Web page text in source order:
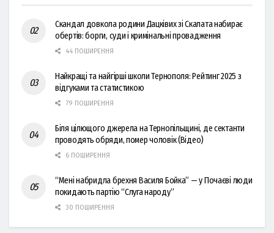
Скандал довкола родини Дацківих зі Скалата набирає
обертів: борги, суди і кримінальні провадження
44 ПОШИРЕННЯ
Найкращі та найгірші школи Тернополя: Рейтинг 2025 з
відгуками та статистикою
79 ПОШИРЕННЯ
Біля цілющого джерела на Тернопільщині, де сектанти
проводять обряди, помер чоловік (Відео)
6 ПОШИРЕННЯ
“Мені набридла брехня Василя Бойка” — у Почаєві люди
покидають партію “Слуга народу”
30 ПОШИРЕННЯ